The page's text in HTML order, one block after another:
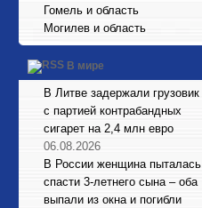
Гомель и область
Могилев и область
В мире
В Литве задержали грузовик
с партией контрабандных
сигарет на 2,4 млн евро
06.08.2026
В России женщина пыталась
спасти 3-летнего сына – оба
выпали из окна и погибли